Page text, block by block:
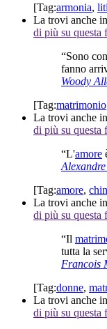
[Tag:armonia,
La trovi anche in
di più su questa
“Sono
fanno
Woody
[Tag:matrimonio
La trovi anche in
di più su questa
“L'amore
[Tag:amore,
La trovi anche in
di più su questa
“Il
tutta la
Francois
[Tag:donne,
La trovi anche in
di più su questa